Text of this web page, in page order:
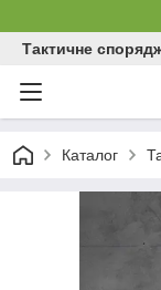
Тактичне
Каталог